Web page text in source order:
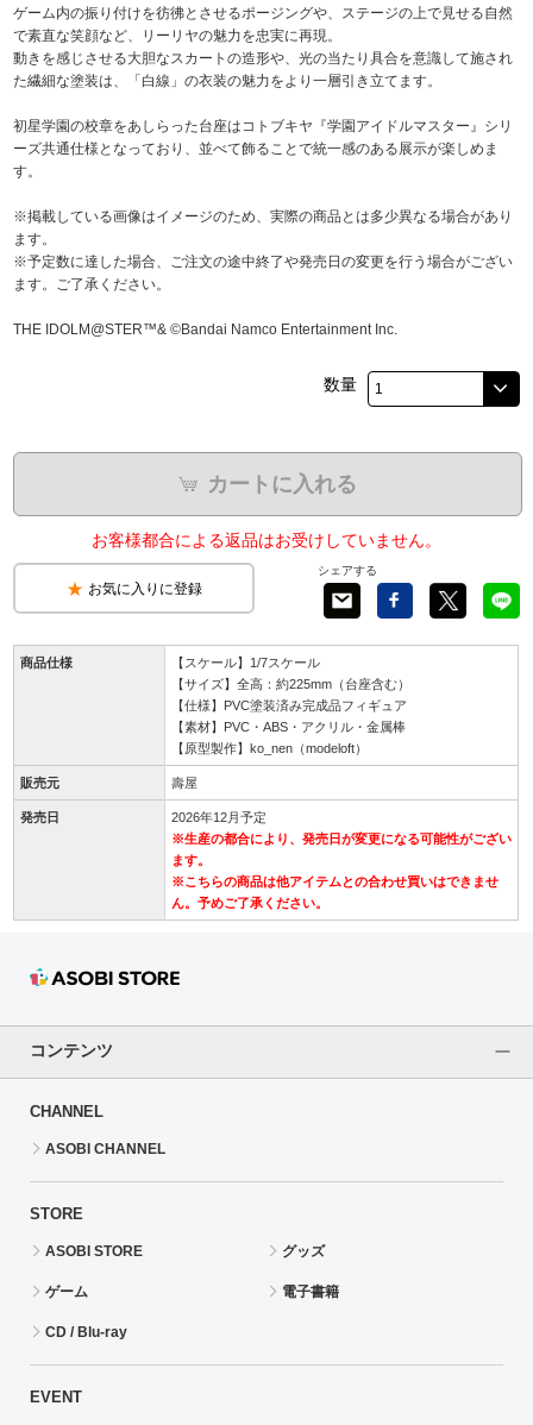
ラブライブ！サンシャイン‼
ラブライブ！スーパースター!!
アイドリッシュセブン
モフモフパレード
ゲーム内の振り付けを彷彿とさせるポージングや、ステージの上で見せる自然
で素直な笑顔など、リーリヤの魅力を忠実に再現。
動きを感じさせる大胆なスカートの造形や、光の当たり具合を意識して施され
た繊細な塗装は、「白線」の衣装の魅力をより一層引き立てます。
初星学園の校章をあしらった台座はコトブキヤ『学園アイドルマスター』シリ
ーズ共通仕様となっており、並べて飾ることで統一感のある展示が楽しめま
す。
※掲載している画像はイメージのため、実際の商品とは多少異なる場合があり
ます。
※予定数に達した場合、ご注文の途中終了や発売日の変更を行う場合がござい
ます。ご了承ください。
THE IDOLM@STER™& ©Bandai Namco Entertainment Inc.
数量
カートに入れる
お客様都合による返品はお受けしていません。
お気に入りに登録
シェアする
商品仕様
【スケール】1/7スケール
【サイズ】全高：約225mm（台座含む）
【仕様】PVC塗装済み完成品フィギュア
【素材】PVC・ABS・アクリル・金属棒
【原型製作】ko_nen（modeloft）
販売元 壽屋
発売日
2026年12月予定
※生産の都合により、発売日が変更になる可能性がござい
ます。
※こちらの商品は他アイテムとの合わせ買いはできませ
ん。予めご了承ください。
コンテンツ
CHANNEL
ASOBI CHANNEL
STORE
ASOBI STORE グッズ
ゲーム 電子書籍
CD / Blu-ray
EVENT